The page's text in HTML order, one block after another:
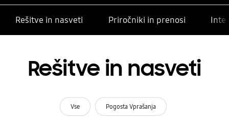
Rešitve in nasveti Priročniki in prenosi
Rešitve in nasveti
Vse Pogosta Vprašanja